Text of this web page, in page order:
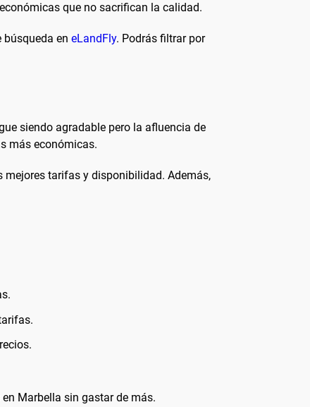
que no sacrifican la calidad.
búsqueda en eLandFly. Podrás filtrar por
siendo agradable pero la afluencia de
más económicas.
mejores tarifas y disponibilidad. Además,
Marbella sin gastar de más.